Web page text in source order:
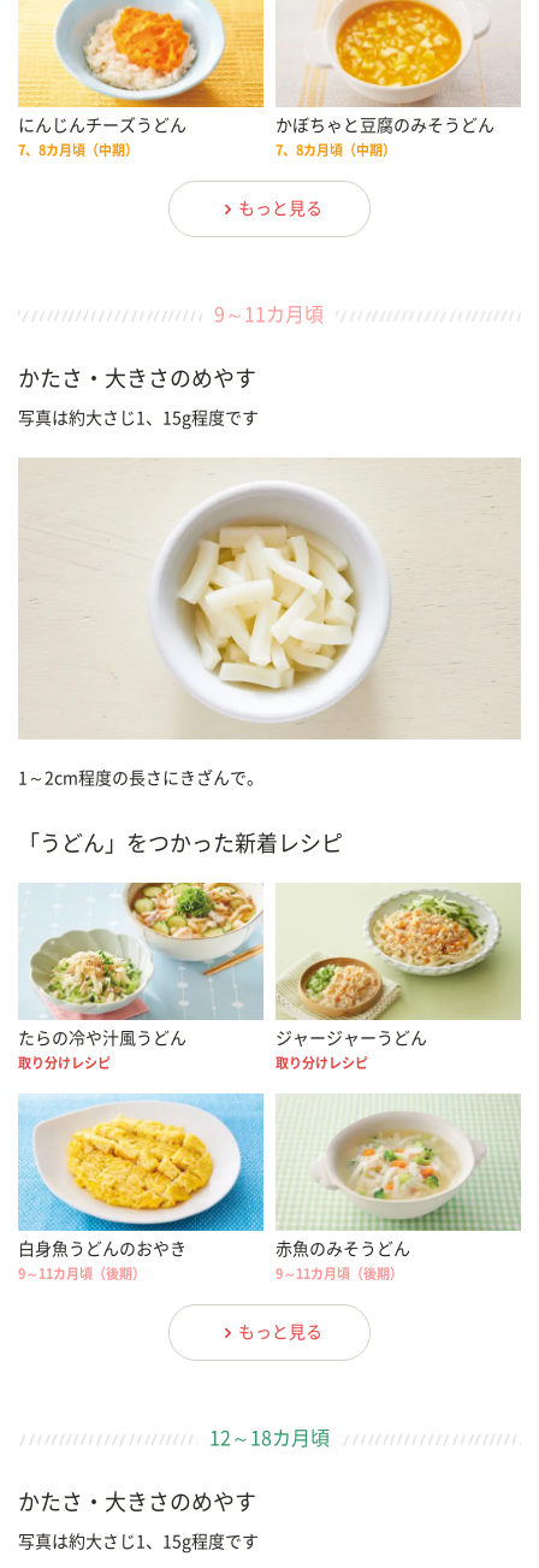
にんじんチーズうどん
7、8カ月頃（中期）
かぼちゃと豆腐のみそうどん
7、8カ月頃（中期）
もっと見る
9～11カ月頃
かたさ・大きさのめやす
写真は約大さじ1、15g程度です
1～2cm程度の長さにきざんで。
「うどん」をつかった新着レシピ
たらの冷や汁風うどん
取り分けレシピ
ジャージャーうどん
取り分けレシピ
白身魚うどんのおやき
9～11カ月頃（後期）
赤魚のみそうどん
9～11カ月頃（後期）
もっと見る
12～18カ月頃
かたさ・大きさのめやす
写真は約大さじ1、15g程度です